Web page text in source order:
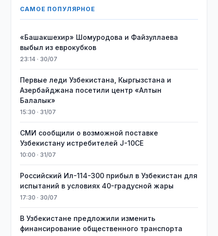
САМОЕ ПОПУЛЯРНОЕ
«Башакшехир» Шомуродова и Файзуллаева
выбыл из еврокубков
23:14 · 30/07
Первые леди Узбекистана, Кыргызстана и
Азербайджана посетили центр «Алтын
Балалык»
15:30 · 31/07
СМИ сообщили о возможной поставке
Узбекистану истребителей J-10CE
10:00 · 31/07
Российский Ил-114-300 прибыл в Узбекистан для
испытаний в условиях 40-градусной жары
17:30 · 30/07
В Узбекистане предложили изменить
финансирование общественного транспорта